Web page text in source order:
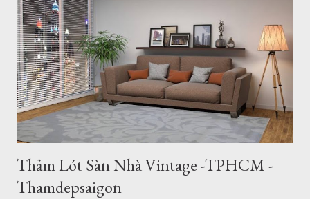
tính giúp định hình không gian, tạo cảm giác ấm cúng và quây
quần cho bữa cơm gia đình. Thảm tròn bàn ăn màu xám lông
chuột sang trọng Thảm Đẹp Sài Gòn Mẫu thảm tròn đường
kính 3m cỡ lớn đủ để bạn đặt bộ bàn ăn cho 4 người một cách
thoải mái. Cực kỳ sang trọng và hiện đại. 2. Thảm Chữ Nhật
Khổ Lớn – "Cân" Mọi Không Gian Phò...
Thảm Lót Sàn Nhà Vintage -TPHCM -
Thamdepsaigon